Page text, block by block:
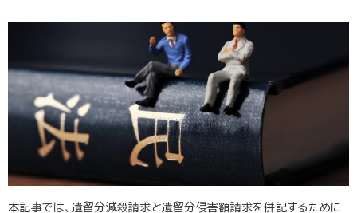
本記事では、遺留分減殺請求と遺留分侵害額請求を併記するために